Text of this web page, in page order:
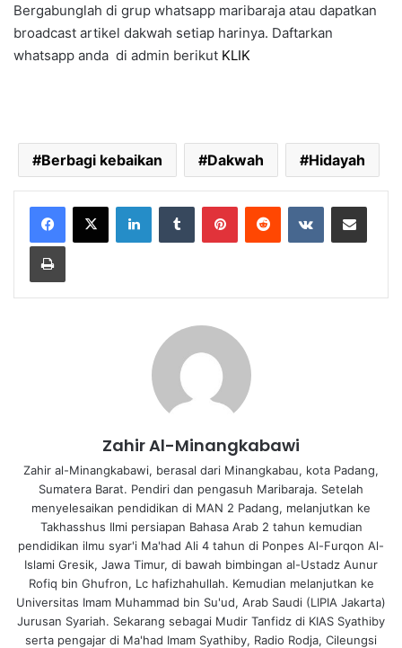
Bergabunglah di grup whatsapp maribaraja atau dapatkan
broadcast artikel dakwah setiap harinya. Daftarkan
whatsapp anda di admin berikut KLIK
Berbagi kebaikan Dakwah Hidayah
Zahir Al-Minangkabawi
Zahir al-Minangkabawi, berasal dari Minangkabau, kota Padang,
Sumatera Barat. Pendiri dan pengasuh Maribaraja. Setelah
menyelesaikan pendidikan di MAN 2 Padang, melanjutkan ke
Takhasshus Ilmi persiapan Bahasa Arab 2 tahun kemudian
pendidikan ilmu syar'i Ma'had Ali 4 tahun di Ponpes Al-Furqon Al-
Islami Gresik, Jawa Timur, di bawah bimbingan al-Ustadz Aunur
Rofiq bin Ghufron, Lc hafizhahullah. Kemudian melanjutkan ke
Universitas Imam Muhammad bin Su'ud, Arab Saudi (LIPIA Jakarta)
Jurusan Syariah. Sekarang sebagai Mudir Tanfidz di KIAS Syathiby
serta pengajar di Ma'had Imam Syathiby, Radio Rodja, Cileungsi